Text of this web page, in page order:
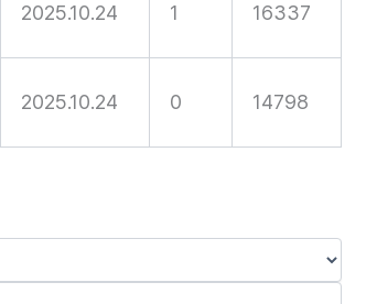
2025.10.24 1 16337
2025.10.24 0 14798